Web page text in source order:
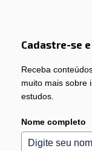
Cadastre-se
Receba
muito mais sobre
estudos.
Nome completo